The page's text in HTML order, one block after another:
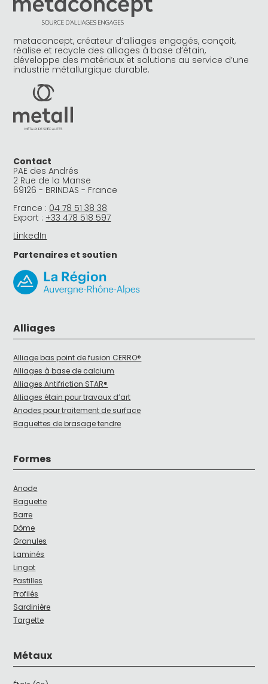
metaconcept, créateur d’alliages engagés, conçoit,
réalise et recycle des alliages à base d’étain,
développe des matériaux et solutions au service d’une
industrie métallurgique durable.
Contact
PAE des Andrés
2 Rue de la Manse
69126 - BRINDAS - France
France : 04 78 51 38 38
Export : +33 478 518 597
LinkedIn
Partenaires et soutien
Alliages
Alliage bas point de fusion CERRO®
Alliages à base de calcium
Alliages Antifriction STAR®
Alliages étain pour travaux d’art
Anodes pour traitement de surface
Baguettes de brasage tendre
Formes
Anode
Baguette
Barre
Dôme
Granules
Laminés
Lingot
Pastilles
Profilés
Sardinière
Targette
Métaux